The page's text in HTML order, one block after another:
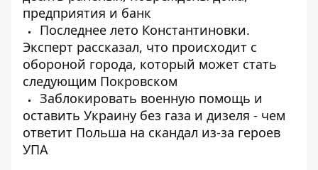
предприятия и банк
Последнее лето Константиновки.
Эксперт рассказал, что происходит с
обороной города, который может стать
следующим Покровском
Заблокировать военную помощь и
оставить Украину без газа и дизеля - чем
ответит Польша на скандал из-за героев
УПА